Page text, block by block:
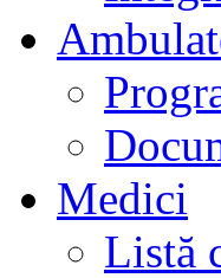
Medici
Listă